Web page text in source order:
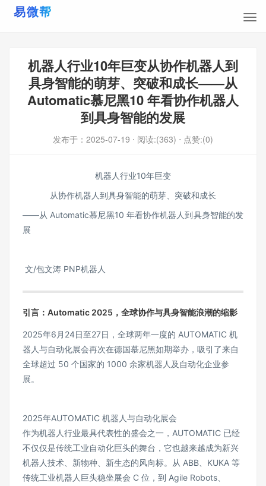
机器人行业10年巨变从协作机器人到
具身智能的萌芽、突破和成长——从
Automatic慕尼黑10 年看协作机器人
到具身智能的发展
发布于： 2025-07-19 ⋅ 阅读:(363) ⋅ 点赞:(0)
机器人行业10年巨变
从协作机器人到具身智能的萌芽、突破和成长
——从 Automatic慕尼黑10 年看协作机器人到具身智能的发
展
文/包文涛 PNP机器人
引言： Automatic 2025，全球协作与具身智能浪潮的缩影
2025年6月24日至27日，全球两年一度的 AUTOMATIC 机
器人与自动化展会再次在德国慕尼黑如期举办，吸引了来自
全球超过 50 个国家的 1000 余家机器人及自动化企业参
展。
2025年AUTOMATIC 机器人与自动化展会
作为机器人行业最具代表性的盛会之一，AUTOMATIC 已经
不仅仅是传统工业自动化巨头的舞台，它也越来越成为新兴
机器人技术、新物种、新生态的风向标。从 ABB、KUKA 等
传统工业机器人巨头稳坐展会 C 位，到 Agile Robots、